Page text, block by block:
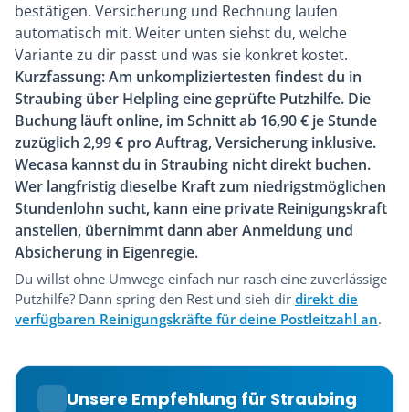
bestätigen. Versicherung und Rechnung laufen
automatisch mit. Weiter unten siehst du, welche
Variante zu dir passt und was sie konkret kostet.
Kurzfassung: Am unkompliziertesten findest du in
Straubing über Helpling eine geprüfte Putzhilfe. Die
Buchung läuft online, im Schnitt ab 16,90 € je Stunde
zuzüglich 2,99 € pro Auftrag, Versicherung inklusive.
Wecasa kannst du in Straubing nicht direkt buchen.
Wer langfristig dieselbe Kraft zum niedrigstmöglichen
Stundenlohn sucht, kann eine private Reinigungskraft
anstellen, übernimmt dann aber Anmeldung und
Absicherung in Eigenregie.
Du willst ohne Umwege einfach nur rasch eine zuverlässige
Putzhilfe? Dann spring den Rest und sieh dir direkt die
verfügbaren Reinigungskräfte für deine Postleitzahl an.
Unsere Empfehlung für Straubing